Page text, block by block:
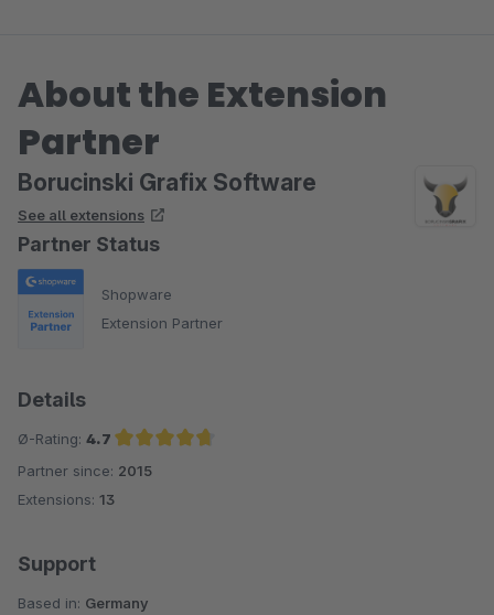
About the Extension
Partner
Borucinski Grafix Software
See all extensions
Partner Status
Shopware
Extension Partner
Details
Ø-Rating: 4.7
Average rating of 4.7 out of 5 stars
Partner since: 2015
Extensions: 13
Support
Based in: Germany